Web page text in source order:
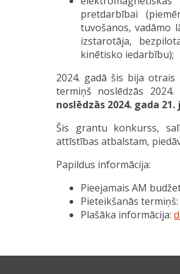
pretdarbībai
tuvošanos, vadāmo
izstarotāja,
kinētisko iedarbību);
2024. gadā šis bija otrais
termiņš noslēdzās
noslēdzās 2024. gada 21.
Šis grantu konkurss,
attīstības atbalstam,
Papildus informācija:
Pieejamais AM
Pieteikšanās termiņš:
Plašāka informācija: